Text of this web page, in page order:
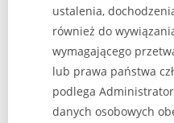
ustalenia,
również do
wymagającego
lub prawa państwa
podlega
danych osobowych